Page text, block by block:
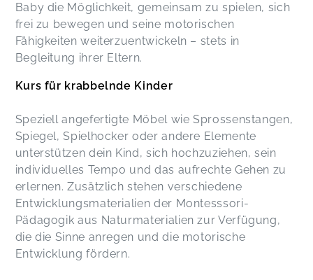
Baby die Möglichkeit, gemeinsam zu spielen, sich
frei zu bewegen und seine motorischen
Fähigkeiten weiterzuentwickeln – stets in
Begleitung ihrer Eltern.
Kurs für krabbelnde Kinder
Speziell angefertigte Möbel wie Sprossenstangen,
Spiegel, Spielhocker oder andere Elemente
unterstützen dein Kind, sich hochzuziehen, sein
individuelles Tempo und das aufrechte Gehen zu
erlernen. Zusätzlich stehen verschiedene
Entwicklungsmaterialien der Montesssori-
Pädagogik aus Naturmaterialien zur Verfügung,
die die Sinne anregen und die motorische
Entwicklung fördern.